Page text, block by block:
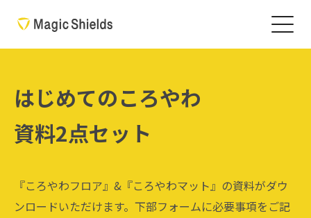
はじめてのころやわ
資料2点セット
『ころやわフロア』&『ころやわマット』の資料がダウ
ンロードいただけます。下部フォームに必要事項をご記